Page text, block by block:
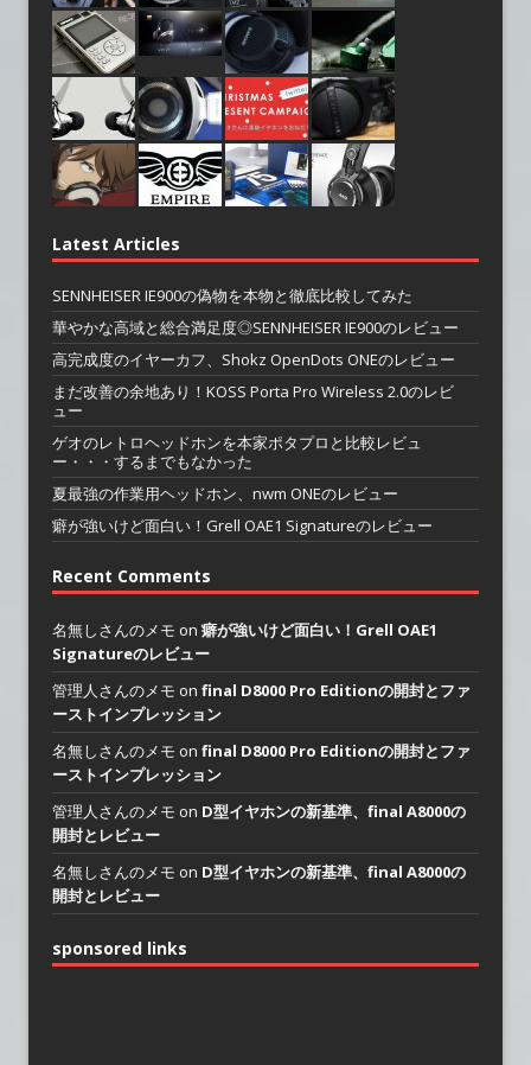
Latest Articles
SENNHEISER IE900の偽物を本物と徹底比較してみた
華やかな高域と総合満足度◎SENNHEISER IE900のレビュー
高完成度のイヤーカフ、Shokz OpenDots ONEのレビュー
まだ改善の余地あり！KOSS Porta Pro Wireless 2.0のレビ
ュー
ゲオのレトロヘッドホンを本家ポタプロと比較レビュ
ー・・・するまでもなかった
夏最強の作業用ヘッドホン、nwm ONEのレビュー
癖が強いけど面白い！Grell OAE1 Signatureのレビュー
Recent Comments
名無しさんのメモ on 癖が強いけど面白い！Grell OAE1
Signatureのレビュー
管理人さんのメモ on final D8000 Pro Editionの開封とファ
ーストインプレッション
名無しさんのメモ on final D8000 Pro Editionの開封とファ
ーストインプレッション
管理人さんのメモ on D型イヤホンの新基準、final A8000の
開封とレビュー
名無しさんのメモ on D型イヤホンの新基準、final A8000の
開封とレビュー
sponsored links